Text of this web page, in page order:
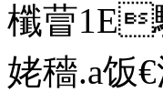
櫼萺
姥穡.a饭€